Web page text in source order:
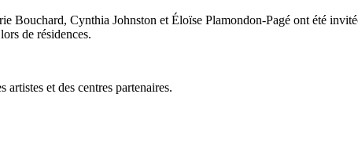
Bouchard, Cynthia Johnston et Éloïse Plamondon-Pagé ont été
de résidences.
artistes et des centres partenaires.